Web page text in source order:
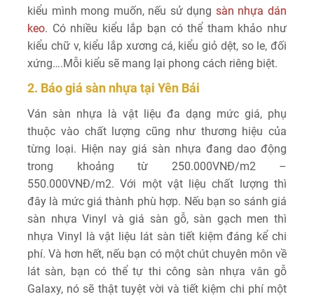
kiểu mình mong muốn, nếu sử dụng sàn nhựa dán
keo. Có nhiều kiểu lắp bạn có thể tham khảo như
kiểu chữ v, kiểu lắp xương cá, kiểu giỏ dệt, so le, đối
xứng….Mỗi kiểu sẽ mang lại phong cách riêng biệt.
2. Báo giá sàn nhựa tại Yên Bái
Ván sàn nhựa là vật liệu đa dạng mức giá, phụ
thuộc vào chất lượng cũng như thương hiệu của
từng loại. Hiện nay giá sàn nhựa đang dao động
trong khoảng từ 250.000VNĐ/m2 –
550.000VNĐ/m2. Với một vật liệu chất lượng thì
đây là mức giá thành phù hợp. Nếu bạn so sánh giá
sàn nhựa Vinyl và giá sàn gỗ, sàn gạch men thì
nhựa Vinyl là vật liệu lát sàn tiết kiệm đáng kể chi
phí. Và hơn hết, nếu bạn có một chút chuyên môn về
lát sàn, bạn có thể tự thi công sàn nhựa vân gỗ
Galaxy, nó sẽ thật tuyệt vời và tiết kiệm chi phí một